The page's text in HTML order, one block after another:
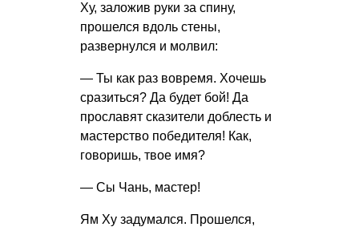
Ху, заложив руки за спину,
прошелся вдоль стены,
развернулся и молвил:
— Ты как раз вовремя. Хочешь
сразиться? Да будет бой! Да
прославят сказители доблесть и
мастерство победителя! Как,
говоришь, твое имя?
— Сы Чань, мастер!
Ям Ху задумался. Прошелся,